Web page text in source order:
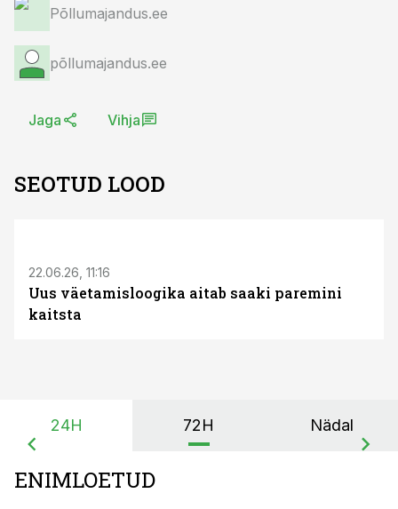
Põllumajandus.ee
põllumajandus.ee
Jaga Vihja
SEOTUD LOOD
22.06.26, 11:16
Uus väetamisloogika aitab saaki paremini
kaitsta
24H 72H Nädal
ENIMLOETUD